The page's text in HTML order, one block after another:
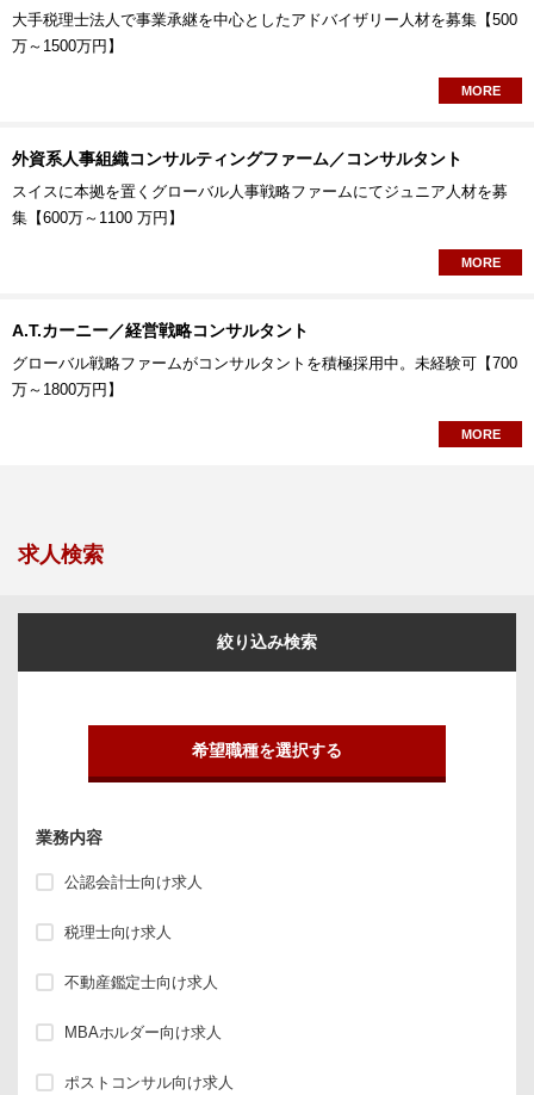
大手税理士法人で事業承継を中心としたアドバイザリー人材を募集【500
万～1500万円】
MORE
外資系人事組織コンサルティングファーム／コンサルタント
スイスに本拠を置くグローバル人事戦略ファームにてジュニア人材を募
集【600万～1100 万円】
MORE
A.T.カーニー／経営戦略コンサルタント
グローバル戦略ファームがコンサルタントを積極採用中。未経験可【700
万～1800万円】
MORE
求人検索
絞り込み検索
希望職種を選択する
業務内容
公認会計士向け求人
税理士向け求人
不動産鑑定士向け求人
MBAホルダー向け求人
ポストコンサル向け求人